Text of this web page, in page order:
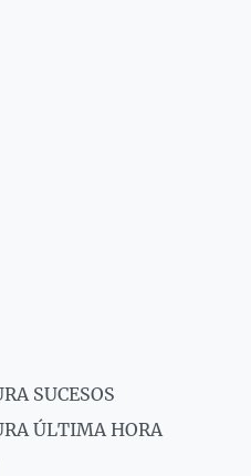
SUCESOS
ÚLTIMA HORA